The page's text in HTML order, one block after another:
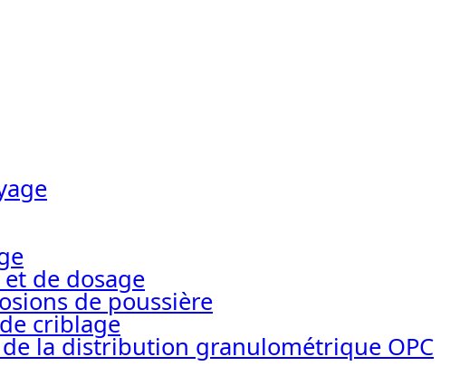
de dosage
de poussière
criblage
la distribution granulométrique OPC